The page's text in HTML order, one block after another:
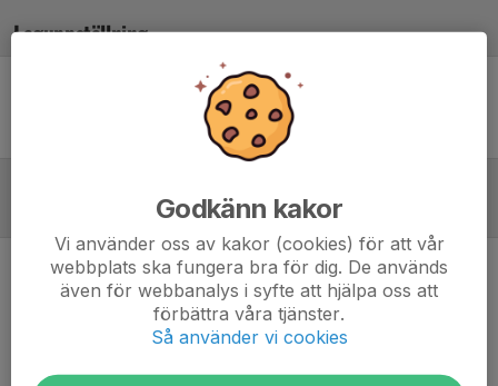
Laguppställning
Ingen uppställning ifylld
Inget referat skrivet
Godkänn kakor
Vi använder oss av kakor (cookies) för att vår
webbplats ska fungera bra för dig. De används
även för webbanalys i syfte att hjälpa oss att
förbättra våra tjänster.
Så använder vi cookies